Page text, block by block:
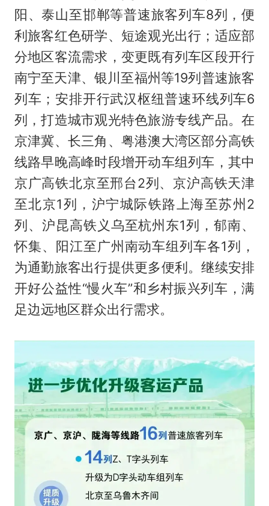
阳、泰山至邯郸等普速旅客列车8列，便
利旅客红色研学、短途观光出行；适应部
分地区客流需求，变更既有列车区段开行
南宁至天津、银川至福州等19列普速旅客
列车；安排开行武汉枢纽普速环线列车6
列，打造城市观光特色旅游专线产品。在
京津冀、长三角、粤港澳大湾区部分高铁
线路早晚高峰时段增开动车组列车，其中
京广高铁北京至邢台2列、京沪高铁天津
至北京1列，沪宁城际铁路上海至苏州2
列、沪昆高铁义乌至杭州东1列，郁南、
怀集、阳江至广州南动车组列车各1列，
为通勤旅客出行提供更多便利。继续安排
开好公益性“慢火车”和乡村振兴列车，满
足边远地区群众出行需求。